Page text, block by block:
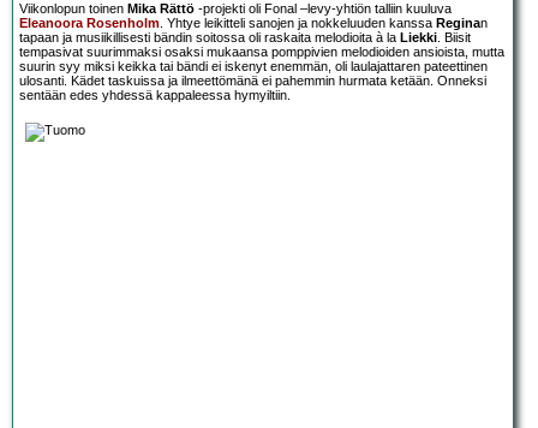
Viikonlopun toinen Mika Rättö -projekti oli Fonal –levy-yhtiön talliin kuuluva
Eleanoora Rosenholm. Yhtye leikitteli sanojen ja nokkeluuden kanssa Reginan
tapaan ja musiikillisesti bändin soitossa oli raskaita melodioita à la Liekki. Biisit
tempasivat suurimmaksi osaksi mukaansa pomppivien melodioiden ansioista, mutta
suurin syy miksi keikka tai bändi ei iskenyt enemmän, oli laulajattaren pateettinen
ulosanti. Kädet taskuissa ja ilmeettömänä ei pahemmin hurmata ketään. Onneksi
sentään edes yhdessä kappaleessa hymyiltiin.